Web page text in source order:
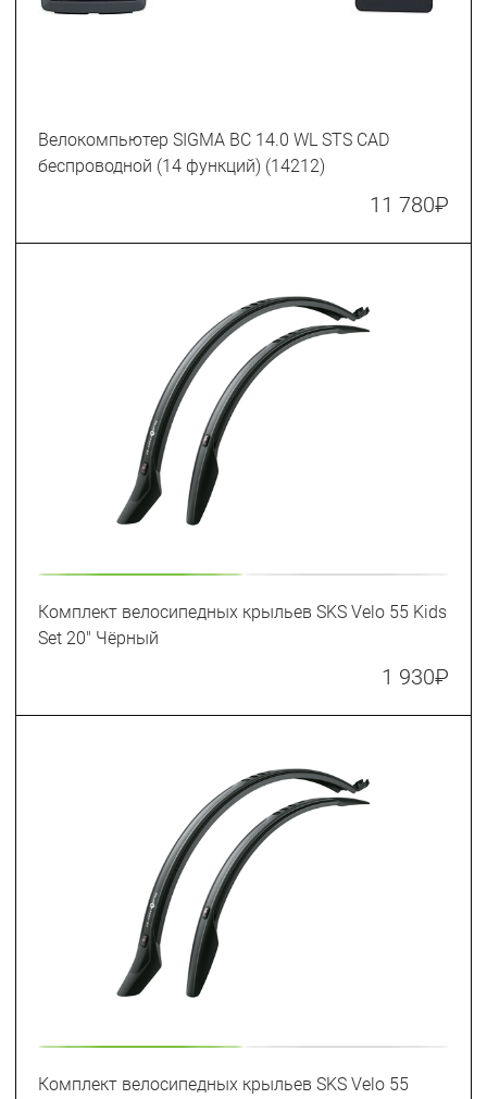
Велокомпьютер SIGMA BC 14.0 WL STS CAD
беспроводной (14 функций) (14212)
11 780₽
Комплект велосипедных крыльев SKS Velo 55 Kids
Set 20" Чёрный
1 930₽
Комплект велосипедных крыльев SKS Velo 55